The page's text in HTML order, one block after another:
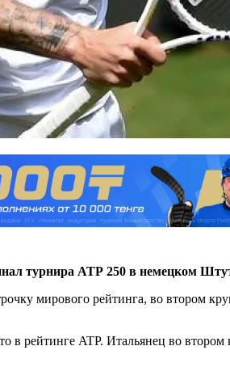
турнира АТР 250 в немецком
мирового рейтинга, во втором
рейтинге ATP. Итальянец во